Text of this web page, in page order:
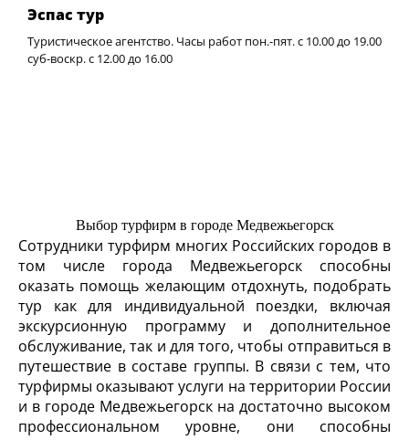
Эспас тур
Туристическое агентство. Часы работ пон.-пят. с 10.00 до 19.00
суб-воскр. с 12.00 до 16.00
Выбор турфирм в городе Медвежьегорск
Сотрудники турфирм многих Российских городов в
том числе города Медвежьегорск способны
оказать помощь желающим отдохнуть, подобрать
тур как для индивидуальной поездки, включая
экскурсионную программу и дополнительное
обслуживание, так и для того, чтобы отправиться в
путешествие в составе группы. В связи с тем, что
турфирмы оказывают услуги на территории России
и в городе Медвежьегорск на достаточно высоком
профессиональном уровне, они способны